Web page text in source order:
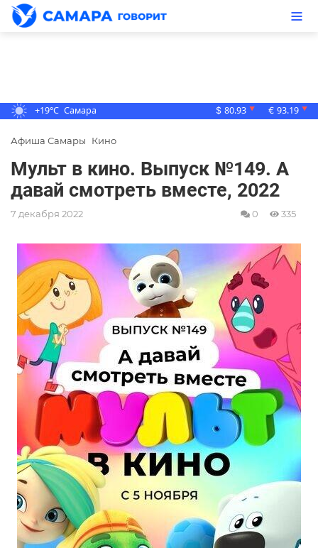
+19°C Самара $ 80.93 ▼ € 93.19 ▼
Афиша Самары Кино
Мульт в кино. Выпуск №149. А
давай смотреть вместе, 2022
7 декабря 2022 0 335